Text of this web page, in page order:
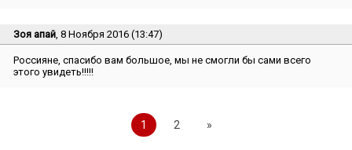
Зоя апай , 8 Ноября 2016 (13:47)
Россияне, спасибо вам большое, мы не смогли бы сами всего
этого увидеть!!!!!
1 2 »